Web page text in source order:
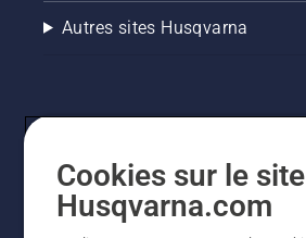
Autres sites Husqvarna
Cookies sur le site
Husqvarna.com